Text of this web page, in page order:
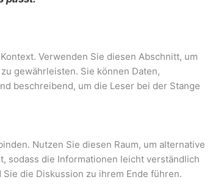
Verwenden Sie diesen Abschnitt, um
gewährleisten. Sie können Daten,
beschreibend, um die Leser bei der Stange
Nutzen Sie diesen Raum, um alternative
sodass die Informationen leicht verständlich
die Diskussion zu ihrem Ende führen.